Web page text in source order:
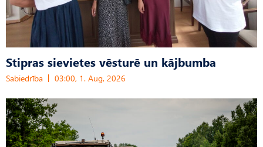
Stipras sievietes vēsturē un kājbumba
Sabiedrība 03:00, 1. Aug, 2026